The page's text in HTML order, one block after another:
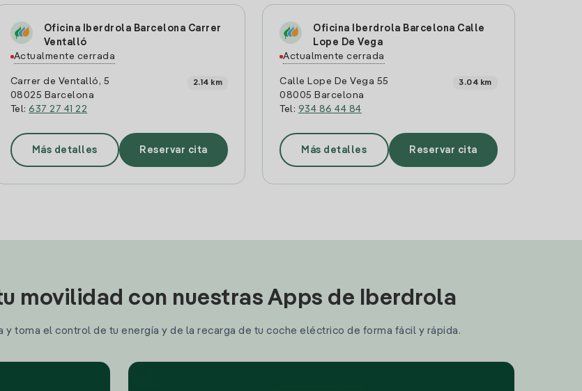
Oficina Iberdrola Barcelona Carrer
Ventalló
Actualmente cerrada
Carrer de Ventalló, 5
08025 Barcelona
Tel:637 27 41 22
2.14 km
Más detalles Reservar cita
Oficina Iberdrola Barcelona Calle
Lope De Vega
Actualmente cerrada
Calle Lope De Vega 55
08005 Barcelona
Tel: 934 86 44 84
3.04 km
Más detalles Reservar cita
movilidad con nuestras Apps de Iberdrola
toma el control de tu energía y de la recarga de tu coche eléctrico de forma fácil y rápida.